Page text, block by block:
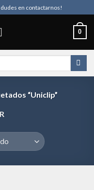
en contactarnos!
0
“Uniclip”